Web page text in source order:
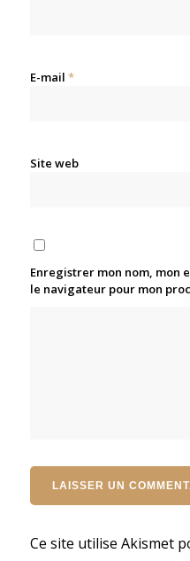
E-mail *
Site web
Enregistrer mon nom, mon
le navigateur pour mon
Ce site utilise Akismet